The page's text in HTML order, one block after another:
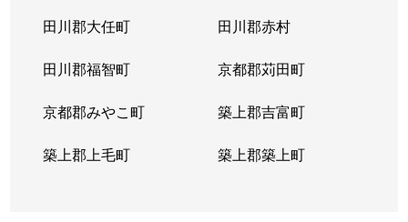
田川郡大任町 田川郡赤村
田川郡福智町 京都郡苅田町
京都郡みやこ町 築上郡吉富町
築上郡上毛町 築上郡築上町